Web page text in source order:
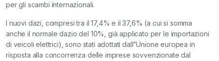
per gli scambi internazionali.
I nuovi dazi, compresi tra il 17,4% e il 37,6% (a cui si somma
anche il normale dazio del 10%, già applicato per le importazioni
di veicoli elettrici), sono stati adottati dall”Unione europea in
risposta alla concorrenza delle imprese sovvenzionate dal